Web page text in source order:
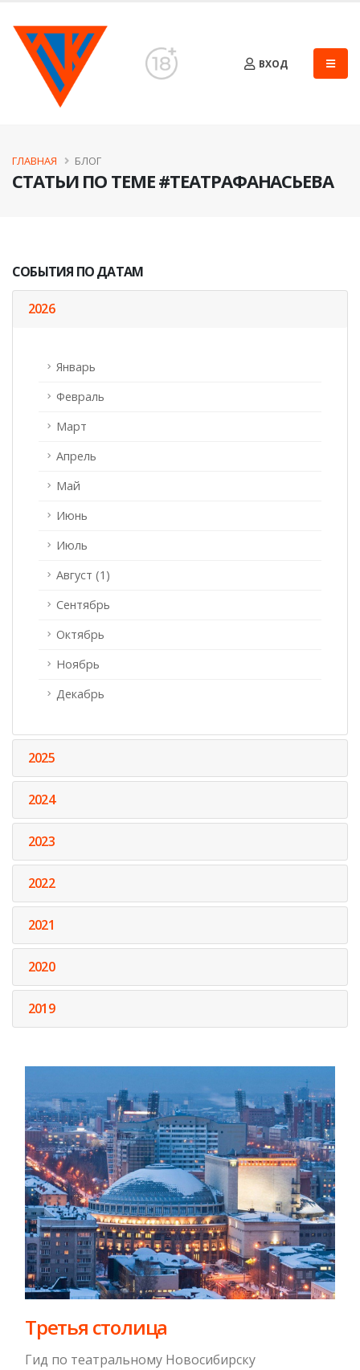
ВХОД
СТАТЬИ ПО ТЕМЕ #ТЕАТРАФАНАСЬЕВА
ГЛАВНАЯ БЛОГ
СОБЫТИЯ ПО ДАТАМ
2026
Январь
Февраль
Март
Апрель
Май
Июнь
Июль
Август (1)
Сентябрь
Октябрь
Ноябрь
Декабрь
2025
2024
2023
2022
2021
2020
2019
Третья столица
Гид по театральному Новосибирску